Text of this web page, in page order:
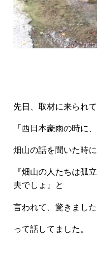
先日、取材に来られ
「西日本豪雨の時に
畑山の話を聞いた時に
『畑山の人たちは孤
夫でしょ』と
言われて、驚きました
って話してました。